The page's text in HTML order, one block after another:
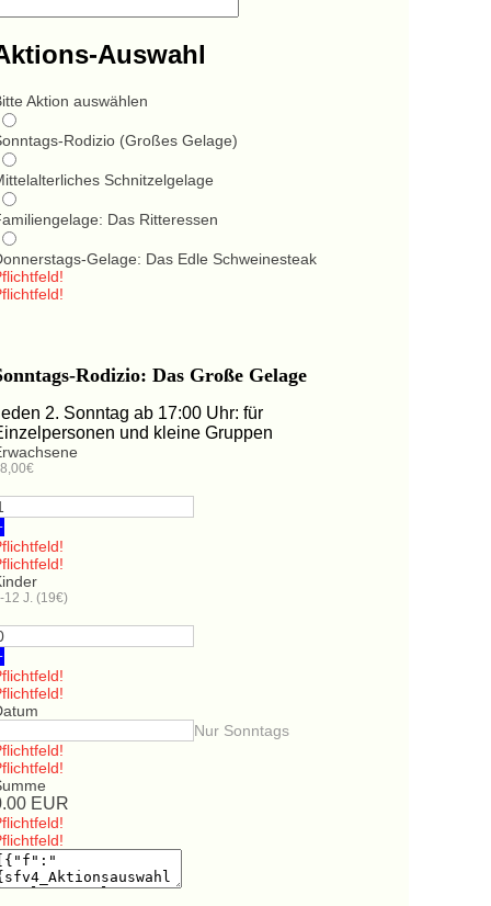
Auswahl
Aktion auswählen
Rodizio (Großes Gelage)
Schnitzelgelage
Das Ritteressen
Gelage: Das Edle Schweinesteak
Rodizio: Das Große Gelage
2. Sonntag ab 17:00 Uhr: für
und kleine Gruppen
12 J. (19€)
Nur Sonntags
EUR